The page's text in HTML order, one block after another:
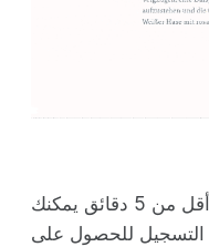
مثير للإعجاب، أليس كذلك؟ في أقل من 5 دقائق يمكنك
التسجيل للحصول على Weglot وتثبيت المكون الإضافي،